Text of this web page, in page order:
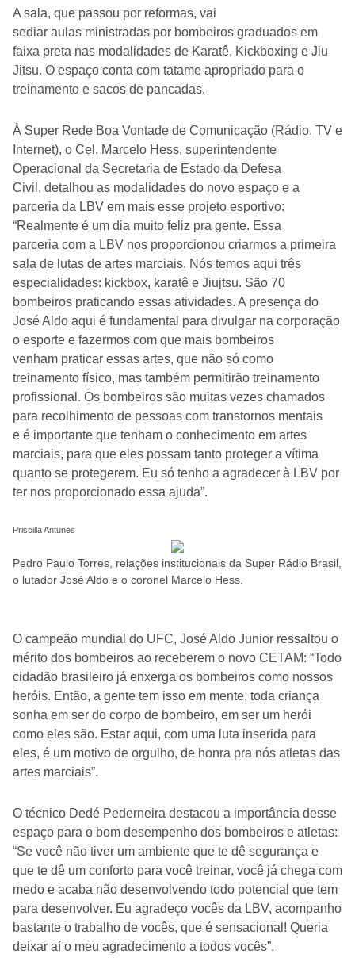
A sala, que passou por reformas, vai
sediar aulas ministradas por bombeiros graduados em
faixa preta nas modalidades de Karatê, Kickboxing e Jiu
Jitsu. O espaço conta com tatame apropriado para o
treinamento e sacos de pancadas.
À Super Rede Boa Vontade de Comunicação (Rádio, TV e
Internet), o Cel. Marcelo Hess, superintendente
Operacional da Secretaria de Estado da Defesa
Civil, detalhou as modalidades do novo espaço e a
parceria da LBV em mais esse projeto esportivo:
“Realmente é um dia muito feliz pra gente. Essa
parceria com a LBV nos proporcionou criarmos a primeira
sala de lutas de artes marciais. Nós temos aqui três
especialidades: kickbox, karatê e Jiujtsu. São 70
bombeiros praticando essas atividades. A presença do
José Aldo aqui é fundamental para divulgar na corporação
o esporte e fazermos com que mais bombeiros
venham praticar essas artes, que não só como
treinamento físico, mas também permitirão treinamento
profissional. Os bombeiros são muitas vezes chamados
para recolhimento de pessoas com transtornos mentais
e é importante que tenham o conhecimento em artes
marciais, para que eles possam tanto proteger a vítima
quanto se protegerem. Eu só tenho a agradecer à LBV por
ter nos proporcionado essa ajuda”.
Priscilla Antunes
Pedro Paulo Torres, relações institucionais da Super Rádio Brasil,
o lutador José Aldo e o coronel Marcelo Hess.
O campeão mundial do UFC, José Aldo Junior ressaltou o
mérito dos bombeiros ao receberem o novo CETAM: “Todo
cidadão brasileiro já enxerga os bombeiros como nossos
heróis. Então, a gente tem isso em mente, toda criança
sonha em ser do corpo de bombeiro, em ser um herói
como eles são. Estar aqui, com uma luta inserida para
eles, é um motivo de orgulho, de honra pra nós atletas das
artes marciais”.
O técnico Dedé Pederneira destacou a importância desse
espaço para o bom desempenho dos bombeiros e atletas:
“Se você não tiver um ambiente que te dê segurança e
que te dê um conforto para você treinar, você já chega com
medo e acaba não desenvolvendo todo potencial que tem
para desenvolver. Eu agradeço vocês da LBV, acompanho
bastante o trabalho de vocês, que é sensacional! Queria
deixar aí o meu agradecimento a todos vocês”.